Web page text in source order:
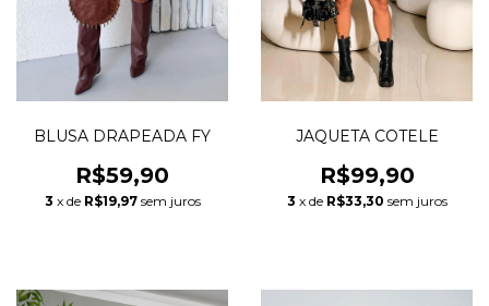
BLUSA DRAPEADA FY
R$59,90
3 x de R$19,97 sem juros
JAQUETA COTELE
R$99,90
3 x de R$33,30 sem juros